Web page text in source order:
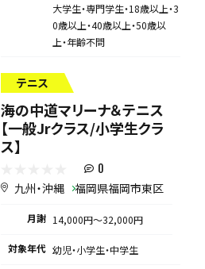
大学生・専門学生・18歳以上・3
0歳以上・40歳以上・50歳以
上・年齢不問
テニス
海の中道マリーナ＆テニス
【一般Jrクラス/小学生クラ
ス】
0
九州・沖縄 福岡県福岡市東区
月謝 14,000円〜32,000円
対象年代 幼児・小学生・中学生